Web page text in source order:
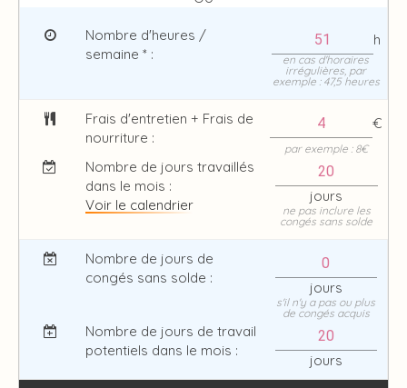
Nombre d'heures /
semaine * :
h
en cas d'horaires
irrégulières, par
exemple : 47,5 heures
Frais d'entretien + Frais de
nourriture :
€
par exemple : 8€
Nombre de jours travaillés
dans le mois :
Voir le calendrier
jours
ne pas inclure les
congés sans solde
Nombre de jours de
congés sans solde :
jours
s'il n'y a pas ou plus
de congés acquis
Nombre de jours de travail
potentiels dans le mois :
jours